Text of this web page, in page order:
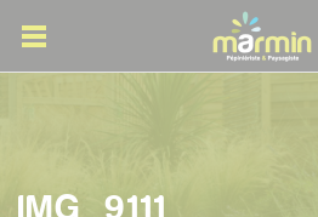
IMG_9111